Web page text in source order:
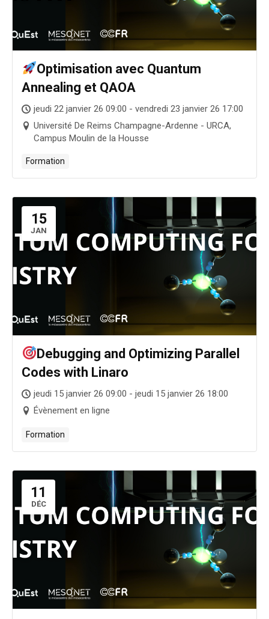
Optimisation avec Quantum
Annealing et QAOA
jeudi 22 janvier 26 09:00 - vendredi 23 janvier 26 17:00
Université De Reims Champagne-Ardenne - URCA,
Campus Moulin de la Housse
Formation
15
JAN
Debugging and Optimizing Parallel
Codes with Linaro
jeudi 15 janvier 26 09:00 - jeudi 15 janvier 26 18:00
Évènement en ligne
Formation
11
DÉC